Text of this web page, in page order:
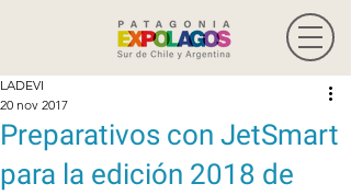
Preparativos con JetSmart
para la edición 2018 de
LADEVI
20 nov 2017